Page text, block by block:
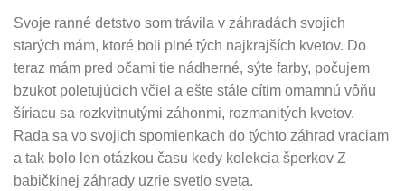
Svoje ranné detstvo som trávila v záhradách svojich
starých mám, ktoré boli plné tých najkrajších kvetov. Do
teraz mám pred očami tie nádherné, sýte farby, počujem
bzukot poletujúcich včiel a ešte stále cítim omamnú vôňu
šíriacu sa rozkvitnutými záhonmi, rozmanitých kvetov.
Rada sa vo svojich spomienkach do týchto záhrad vraciam
a tak bolo len otázkou času kedy kolekcia šperkov Z
babičkinej záhrady uzrie svetlo sveta.